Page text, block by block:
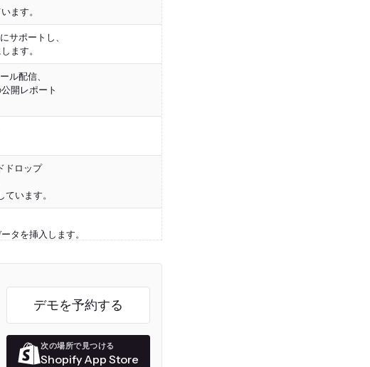
ます。
サポートし、
ます。
ル配信、
開レポート
ドロップ
います。
タを挿入します。
ためにエンジニア/マネージャーとの
が含まれます
きます。
デモを予約する
次の場所で見つける
Shopify App Store